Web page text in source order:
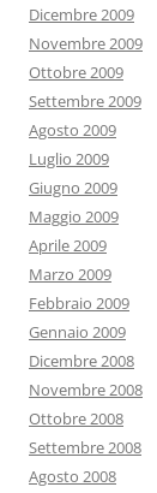
Dicembre 2009
Novembre 2009
Ottobre 2009
Settembre 2009
Agosto 2009
Luglio 2009
Giugno 2009
Maggio 2009
Aprile 2009
Marzo 2009
Febbraio 2009
Gennaio 2009
Dicembre 2008
Novembre 2008
Ottobre 2008
Settembre 2008
Agosto 2008